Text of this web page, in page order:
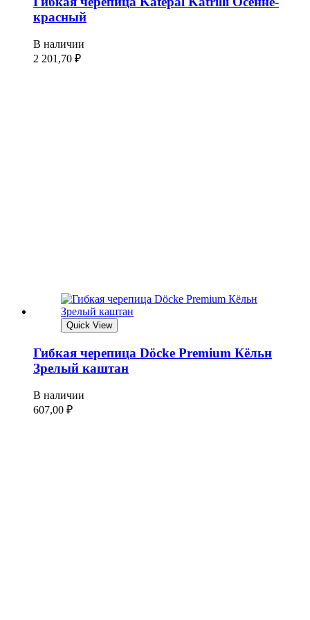
красный
В наличии
2 201,70 ₽
Quick View
Гибкая черепица Döcke Premium Кёльн
Зрелый каштан
В наличии
607,00 ₽